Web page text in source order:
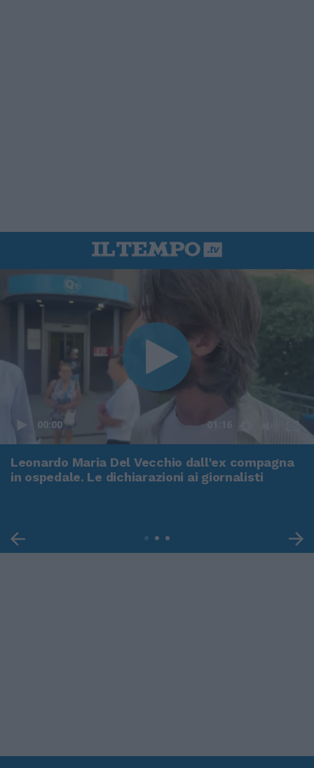
00:00 01:16
Leonardo Maria Del Vecchio dall'ex compagna
in ospedale. Le dichiarazioni ai giornalisti